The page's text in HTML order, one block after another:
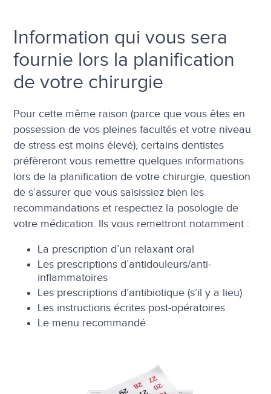
Information qui vous sera
fournie lors la planification
de votre chirurgie
Pour cette même raison (parce que vous êtes en
possession de vos pleines facultés et votre niveau
de stress est moins élevé), certains dentistes
préfèreront vous remettre quelques informations
lors de la planification de votre chirurgie, question
de s’assurer que vous saisissiez bien les
recommandations et respectiez la posologie de
votre médication. Ils vous remettront notamment :
La prescription d’un relaxant oral
Les prescriptions d’antidouleurs/anti-
inflammatoires
Les prescriptions d’antibiotique (s’il y a lieu)
Les instructions écrites post-opératoires
Le menu recommandé